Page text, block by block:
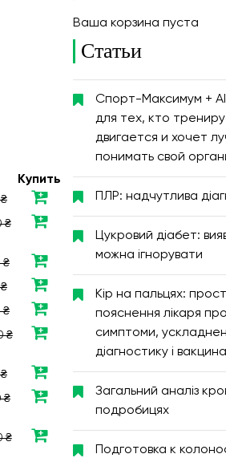
Купить
₴
₴
₴
₴
₴
₴
₴
₴
Ваша корзина пуста
Статьи
Спорт-Максимум +
для тех, кто
двигается и хочет
понимать свой
ПЛР: надчутлива
Цукровий діабет:
можна ігнорувати
Кір на пальцях:
пояснення лікаря про
симптоми,
діагностику і
Загальний аналіз
подробицях
Подготовка к